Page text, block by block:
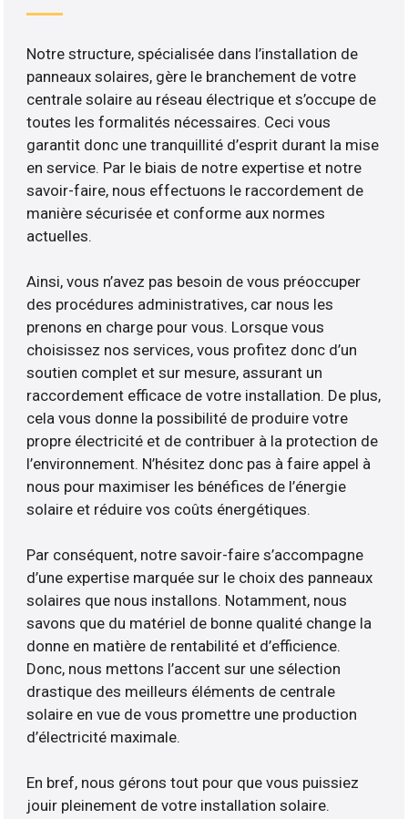
Notre structure, spécialisée dans l’installation de
panneaux solaires, gère le branchement de votre
centrale solaire au réseau électrique et s’occupe de
toutes les formalités nécessaires. Ceci vous
garantit donc une tranquillité d’esprit durant la mise
en service. Par le biais de notre expertise et notre
savoir-faire, nous effectuons le raccordement de
manière sécurisée et conforme aux normes
actuelles.
Ainsi, vous n’avez pas besoin de vous préoccuper
des procédures administratives, car nous les
prenons en charge pour vous. Lorsque vous
choisissez nos services, vous profitez donc d’un
soutien complet et sur mesure, assurant un
raccordement efficace de votre installation. De plus,
cela vous donne la possibilité de produire votre
propre électricité et de contribuer à la protection de
l’environnement. N’hésitez donc pas à faire appel à
nous pour maximiser les bénéfices de l’énergie
solaire et réduire vos coûts énergétiques.
Par conséquent, notre savoir-faire s’accompagne
d’une expertise marquée sur le choix des panneaux
solaires que nous installons. Notamment, nous
savons que du matériel de bonne qualité change la
donne en matière de rentabilité et d’efficience.
Donc, nous mettons l’accent sur une sélection
drastique des meilleurs éléments de centrale
solaire en vue de vous promettre une production
d’électricité maximale.
En bref, nous gérons tout pour que vous puissiez
jouir pleinement de votre installation solaire.